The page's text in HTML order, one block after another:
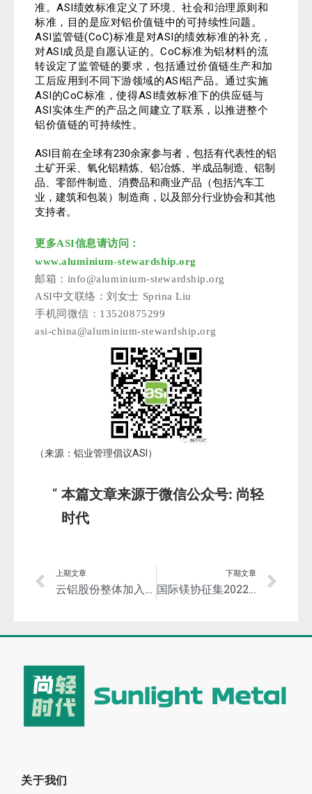
准。ASI绩效标准定义了环境、社会和治理原则和
标准，目的是应对铝价值链中的可持续性问题。
ASI监管链(CoC)标准是对ASI的绩效标准的补充，
对ASI成员是自愿认证的。CoC标准为铝材料的流
转设定了监管链的要求，包括通过价值链生产和加
工后应用到不同下游领域的ASI铝产品。通过实施
ASI的CoC标准，使得ASI绩效标准下的供应链与
ASI实体生产的产品之间建立了联系，以推进整个
铝价值链的可持续性。
ASI目前在全球有230余家参与者，包括有代表性的铝
土矿开采、氧化铝精炼、铝冶炼、半成品制造、铝制
品、零部件制造、消费品和商业产品（包括汽车工
业，建筑和包装）制造商，以及部分行业协会和其他
支持者。
更多ASI信息请访问：
www.aluminium-stewardship.org
邮箱：info@aluminium-stewardship.org
ASI中文联络：刘女士 Sprina Liu
手机同微信：13520875299
asi-china@aluminium-stewardship.org
（来源：铝业管理倡议ASI）
本篇文章来源于微信公众号: 尚轻
时代
上期文章
云铝股份整体加入铝业管理倡议ASI
下期文章
国际镁协征集2022年镁业优秀奖评选项目！报奖截止日延至6月13日！
关于我们